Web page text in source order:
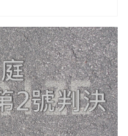
向司法院大法官聲請